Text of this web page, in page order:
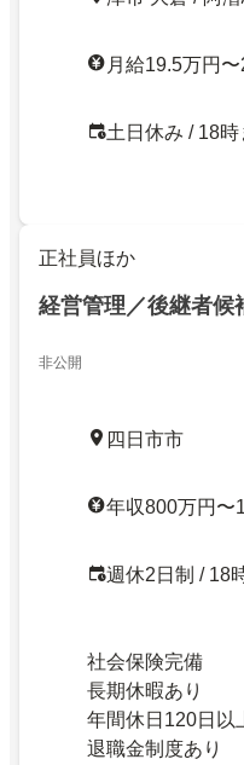
月給19.5万円〜
土日休み / 18
正社員ほか
経営管理／後継者候
非公開
四日市市
年収800万円〜
週休2日制 / 18
社会保険完備
長期休暇あり
年間休日120日以
退職金制度あり